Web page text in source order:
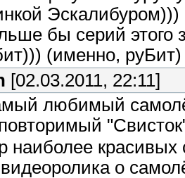
Эскалибуром)))
бы серий этого
(именно, руБит)
[02.03.2011, 22:11]
любимый
наиболее красивых
о